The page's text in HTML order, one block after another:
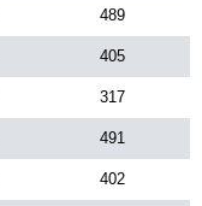
489
405
317
491
402